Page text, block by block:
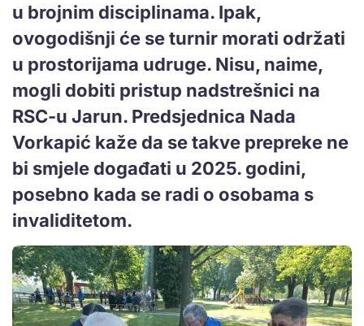
u brojnim disciplinama. Ipak,
ovogodišnji će se turnir morati održati
u prostorijama udruge. Nisu, naime,
mogli dobiti pristup nadstrešnici na
RSC-u Jarun. Predsjednica Nada
Vorkapić kaže da se takve prepreke ne
bi smjele događati u 2025. godini,
posebno kada se radi o osobama s
invaliditetom.